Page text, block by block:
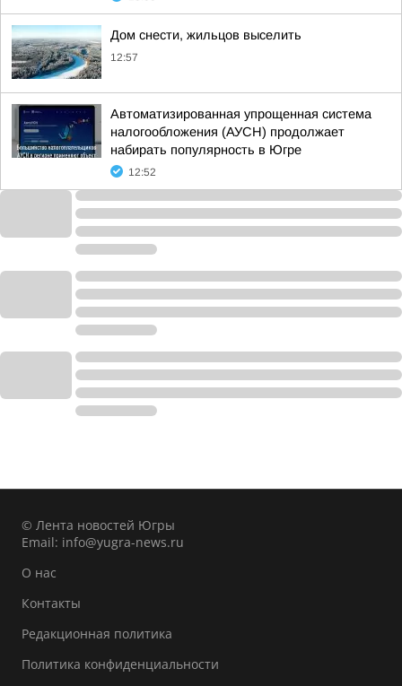
Дом снести, жильцов выселить
12:57
Автоматизированная упрощенная система
налогообложения (АУСН) продолжает
набирать популярность в Югре
12:52
© Лента новостей Югры
Email: info@yugra-news.ru
О нас
Контакты
Редакционная политика
Политика конфиденциальности